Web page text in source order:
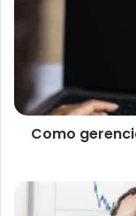
crédito
Como